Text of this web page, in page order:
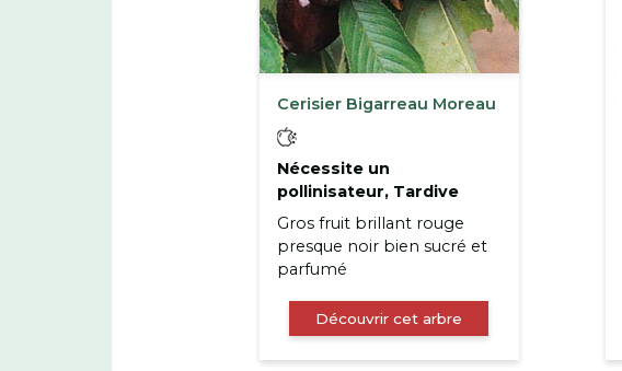
Cerisier Bigarreau Moreau
Nécessite un
pollinisateur, Tardive
Gros fruit brillant rouge
presque noir bien sucré et
parfumé
Découvrir cet arbre